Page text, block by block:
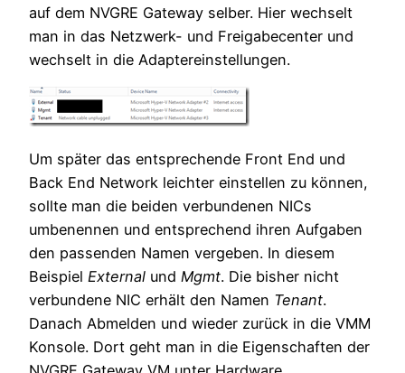
auf dem NVGRE Gateway selber. Hier wechselt
man in das Netzwerk- und Freigabecenter und
wechselt in die Adaptereinstellungen.
Um später das entsprechende Front End und
Back End Network leichter einstellen zu können,
sollte man die beiden verbundenen NICs
umbenennen und entsprechend ihren Aufgaben
den passenden Namen vergeben. In diesem
Beispiel External und Mgmt. Die bisher nicht
verbundene NIC erhält den Namen Tenant.
Danach Abmelden und wieder zurück in die VMM
Konsole. Dort geht man in die Eigenschaften der